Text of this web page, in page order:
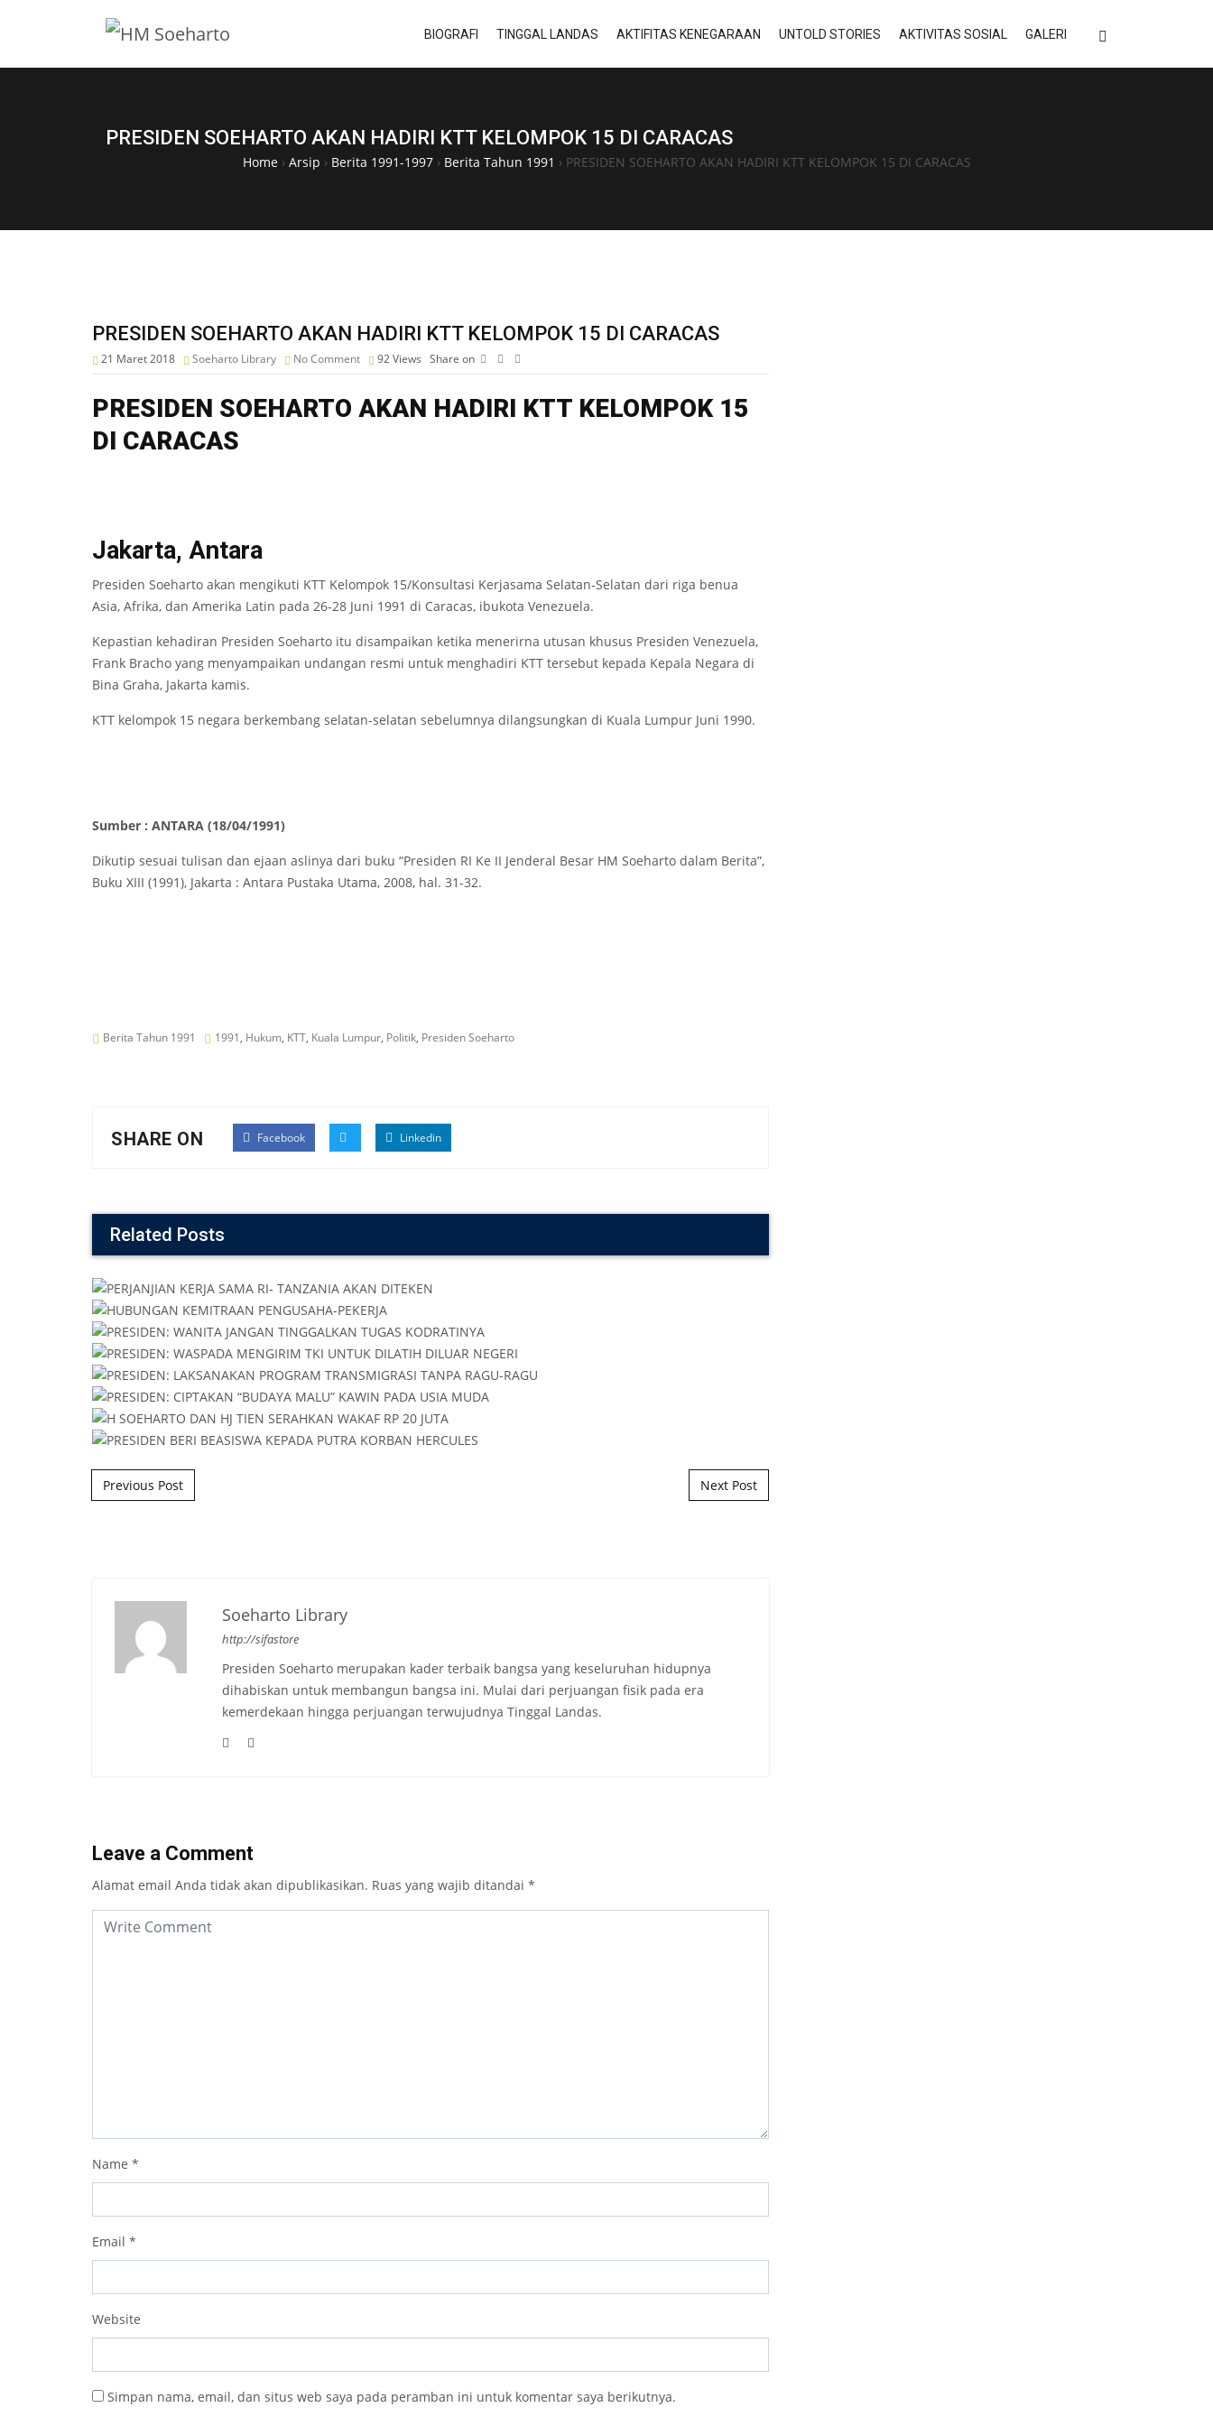
BIOGRAFI TINGGAL LANDAS AKTIFITAS KENEGARAAN UNTOLD STORIES AKTIVITAS SOSIAL GALERI
PRESIDEN SOEHARTO AKAN HADIRI KTT KELOMPOK 15 DI CARACAS
Home› Arsip › Berita 1991-1997› Berita Tahun 1991 › PRESIDEN SOEHARTO AKAN HADIRI KTT KELOMPOK 15 DI CARACAS
PRESIDEN SOEHARTO AKAN HADIRI KTT KELOMPOK 15 DI CARACAS
21 Maret 2018 Soeharto Library No Comment 92Views Share on
PRESIDEN SOEHARTO AKAN HADIRI KTT KELOMPOK 15
DI CARACAS
Jakarta, Antara
Presiden Soeharto akan mengikuti KTT Kelompok 15/Konsultasi Kerjasama Selatan-Selatan dari riga benua
Asia, Afrika, dan Amerika Latin pada 26-28 Juni 1991 di Caracas, ibukota Venezuela.
Kepastian kehadiran Presiden Soeharto itu disampaikan ketika menerirna utusan khusus Presiden Venezuela,
Frank Bracho yang menyampaikan undangan resmi untuk menghadiri KTT tersebut kepada Kepala Negara di
Bina Graha, Jakarta kamis.
KTT kelompok 15 negara berkembang selatan-selatan sebelumnya dilangsungkan di Kuala Lumpur Juni 1990.
Sumber : ANTARA (18/04/1991)
Dikutip sesuai tulisan dan ejaan aslinya dari buku “Presiden RI Ke II Jenderal Besar HM Soeharto dalam Berita”,
Buku XIII (1991), Jakarta : Antara Pustaka Utama, 2008, hal. 31-32.
Berita Tahun 1991 1991, Hukum, KTT, Kuala Lumpur, Politik, Presiden Soeharto
SHARE ON Facebook Linkedin
Related Posts
Post navigation
Previous Post Next Post
Soeharto Library
http://sifastore
Presiden Soeharto merupakan kader terbaik bangsa yang keseluruhan hidupnya
dihabiskan untuk membangun bangsa ini. Mulai dari perjuangan fisik pada era
kemerdekaan hingga perjuangan terwujudnya Tinggal Landas.
Leave a Comment
Alamat email Anda tidak akan dipublikasikan. Ruas yang wajib ditandai *
Name *
Email *
Website
Simpan nama, email, dan situs web saya pada peramban ini untuk komentar saya berikutnya.